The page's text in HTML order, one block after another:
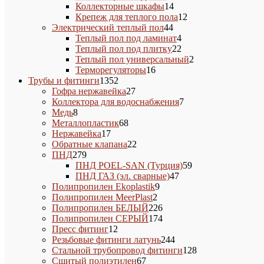
Коллекторные шкафы1414
товаров
Крепеж для теплого пола12
Электрический теплый пол4444
товара
Теплый пол под ламинат44
Теплый пол под плитку22
товара
Теплый пол универсальный2
Терморегуляторы1616
Трубы и фитинги1352
товара
Гофра нержавейка2727
товаров
Коллектора для водоснабжения77
Медь88
товаров
Металлопластик6868
Нержавейка1717
товаров
Обратные клапана22
ПНД279279
товаров
ПНД POEL-SAN (Турция)5959
ПНД ГАЗ (эл. сварные)4747
Полипропилен Ekoplastik99
Полипропилен MeerPlast2
товара
Полипропилен БЕЛЫЙ226226
товаров
Полипропилен СЕРЫЙ174174
Пресс фитинг12
товаров
Резьбовые фитинги латунь244244
товара
Стальной трубопровод фитинги128128
Сшитый полиэтилен6767